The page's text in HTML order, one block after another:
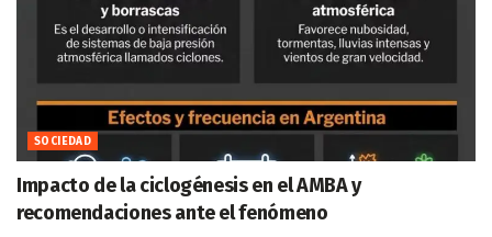
SOCIEDAD
Impacto de la ciclogénesis en el AMBA y
recomendaciones ante el fenómeno